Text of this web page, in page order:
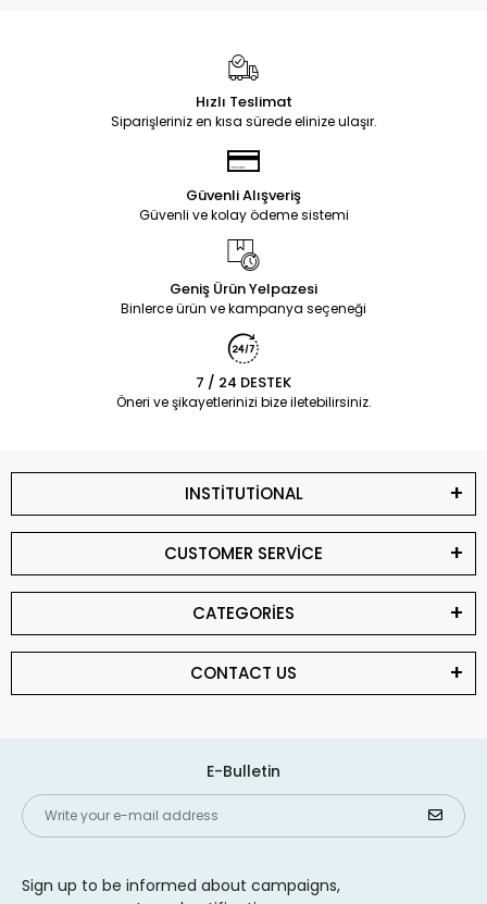
Hızlı Teslimat
Siparişleriniz en kısa sürede elinize ulaşır.
Güvenli Alışveriş
Güvenli ve kolay ödeme sistemi
Geniş Ürün Yelpazesi
Binlerce ürün ve kampanya seçeneği
7 / 24 DESTEK
Öneri ve şikayetlerinizi bize iletebilirsiniz.
INSTİTUTİONAL
CUSTOMER SERVİCE
CATEGORİES
CONTACT US
E-Bulletin
Sign up to be informed about campaigns,